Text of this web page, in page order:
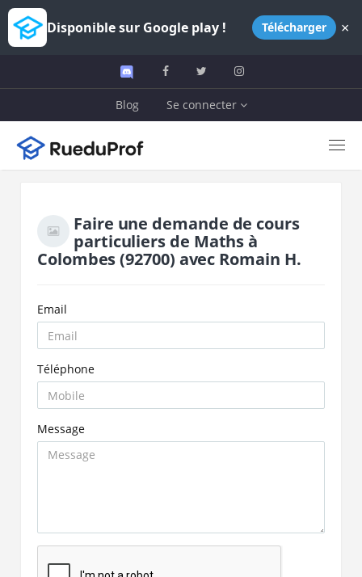
Disponible sur Google play ! Télécharger ×
Blog Se connecter
Faire une demande de cours
particuliers de Mathsà
Colombes(92700) avec Romain H.
Email
Téléphone
Message